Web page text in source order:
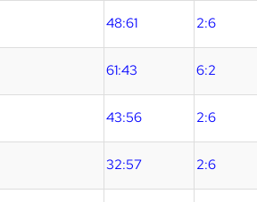
48:61 2:6
61:43 6:2
43:56 2:6
32:57 2:6